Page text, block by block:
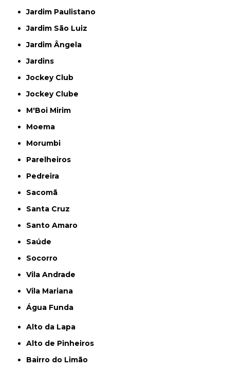
Jardim Paulistano
Jardim São Luiz
Jardim Ângela
Jardins
Jockey Club
Jockey Clube
M'Boi Mirim
Moema
Morumbi
Parelheiros
Pedreira
Sacomã
Santa Cruz
Santo Amaro
Saúde
Socorro
Vila Andrade
Vila Mariana
Água Funda
Alto da Lapa
Alto de Pinheiros
Bairro do Limão